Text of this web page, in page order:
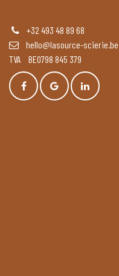
+32 493 48 89 68
hello@lasource-scierie.be
TVA BE0798 845 379